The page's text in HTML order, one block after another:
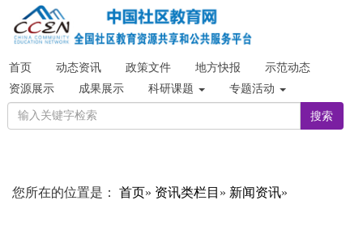
首页 动态资讯 政策文件 地方快报
示范动态
资源展示
成果展示 科研课题 专题活动
搜索
您所在的位置是： 首页» 资讯类栏目 » 新闻资讯»